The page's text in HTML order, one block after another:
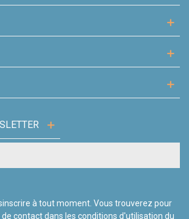
à tout moment. Vous trouverez pour
contact dans les conditions d'utilisation du